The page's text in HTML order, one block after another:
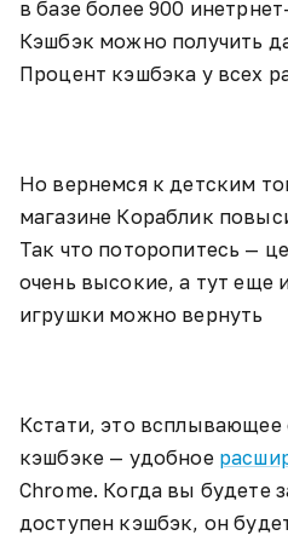
в базе более 900
Кэшбэк можно получить
Процент кэшбэка у всех
Но вернемся к детским
магазине Кораблик
Так что поторопитесь —
очень высокие, а тут еще
игрушки можно вернуть
Кстати, это
кэшбэке — удобное
Chrome. Когда вы будете
доступен кэшбэк, он